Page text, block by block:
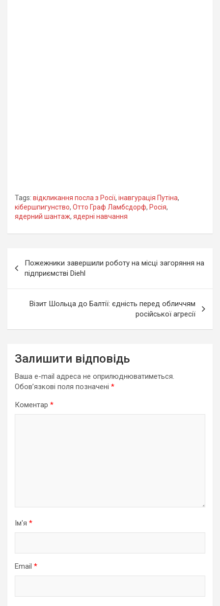
Tags: відкликання посла з Росії, інавгурація Путіна,
кібершпигунство, Отто Граф Ламбсдорф, Росія,
ядерний шантаж, ядерні навчання
записів
Пожежники завершили роботу на місці загоряння на
підприємстві Diehl
Візит Шольца до Балтії: єдність перед обличчям
російської агресії
Залишити відповідь
Ваша e-mail адреса не оприлюднюватиметься.
Обов’язкові поля позначені *
Коментар *
Ім'я *
Email *